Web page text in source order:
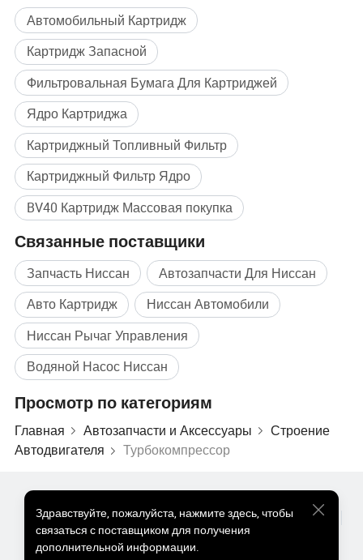
Автомобильный Картридж
Картридж Запасной
Фильтровальная Бумага Для Картриджей
Ядро Картриджа
Картриджный Топливный Фильтр
Картриджный Фильтр Ядро
BV40 Картридж Массовая покупка
Связанные поставщики
Запчасть Ниссан
Автозапчасти Для Ниссан
Авто Картридж
Ниссан Автомобили
Ниссан Рычаг Управления
Водяной Насос Ниссан
Просмотр по категориям
Главная Автозапчасти и Аксессуары
Строение
Автодвигателя
Турбокомпрессор
Здравствуйте, пожалуйста, нажмите здесь, чтобы
связаться с поставщиком для получения
дополнительной информации.
Оптом Горячие Товары
Звездный покупатель
ПК Сайт
Информация